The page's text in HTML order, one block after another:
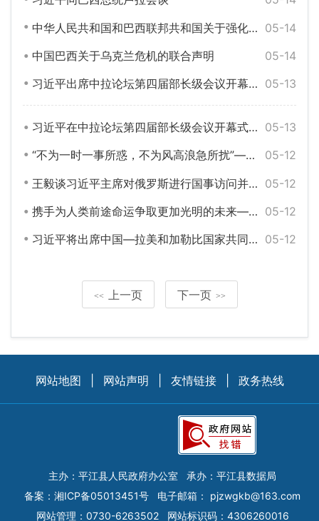
05-14
中华人民共和国和巴西联邦共和国关于强化携手构建更公正世界和更可持续星球的中巴命运共同体，共同维护多边主义的联合声明
05-14
中国巴西关于乌克兰危机的联合声明
05-13
习近平出席中拉论坛第四届部长级会议开幕式并发表主旨讲话
05-13
习近平在中拉论坛第四届部长级会议开幕式的主旨讲话（全文）
05-12
“不为一时一事所惑，不为风高浪急所扰”——习近平主席对俄罗斯进行国事访问并出席纪念苏联伟大卫国战争胜利80周年庆典纪实
05-12
王毅谈习近平主席对俄罗斯进行国事访问并出席纪念苏联伟大卫国战争胜利80周年庆典
05-12
携手为人类前途命运争取更加光明的未来——国际社会高度评价习近平主席俄罗斯之行
05-12
习近平将出席中国—拉美和加勒比国家共同体论坛第四届部长级会议开幕式并发表重要讲话
<< 上一页 下一页 >>
网站地图 网站声明 友情链接 政务热线
主办：平江县人民政府办公室
承办：平江县数据局
备案： 湘ICP备05013451号 电子邮箱： pjzwgkb@163.com
网站管理：0730-6263502
网站标识码：4306260016